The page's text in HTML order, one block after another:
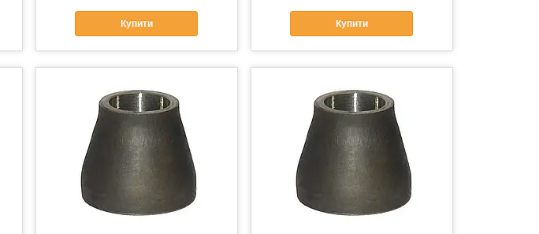
Купити Купити